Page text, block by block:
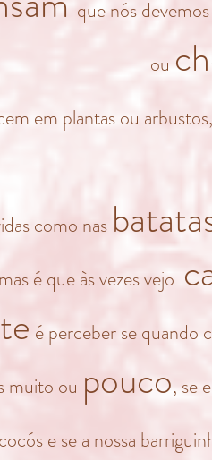
que nós
ou
em plantas ou
como nas
é que às vezes vejo
é perceber se quando
muito ou pouco, se
cocós e se a nossa